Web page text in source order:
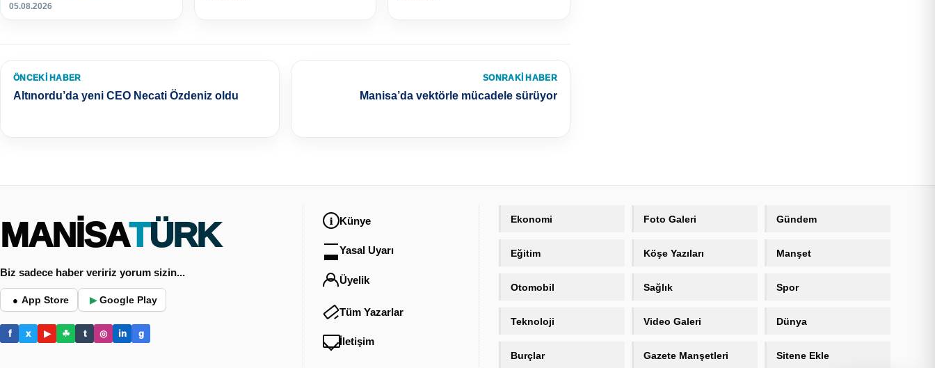
05.08.2026
ÖNCEKI HABER
Altınordu’da yeni CEO Necati Özdeniz oldu
SONRAKI HABER
Manisa’da vektörle mücadele sürüyor
MANİSA TÜRK
Biz sadece haber veririz yorum sizin...
● App Store ▶ Google Play
f x ▶ ☘ t ◎ in g
Künye
Yasal Uyarı
Üyelik
Tüm Yazarlar
İletişim
Ekonomi Foto Galeri Gündem
Eğitim Köşe Yazıları Manşet
Otomobil Sağlık Spor
Teknoloji Video Galeri Dünya
Burçlar Gazete Manşetleri Sitene Ekle